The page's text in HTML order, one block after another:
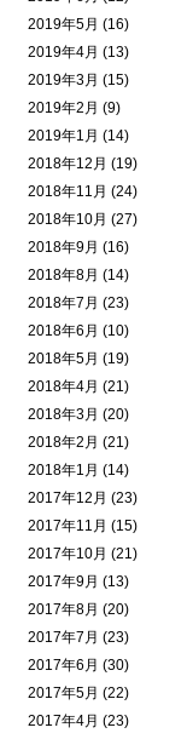
2019年5月 (16)
2019年4月 (13)
2019年3月 (15)
2019年2月 (9)
2019年1月 (14)
2018年12月 (19)
2018年11月 (24)
2018年10月 (27)
2018年9月 (16)
2018年8月 (14)
2018年7月 (23)
2018年6月 (10)
2018年5月 (19)
2018年4月 (21)
2018年3月 (20)
2018年2月 (21)
2018年1月 (14)
2017年12月 (23)
2017年11月 (15)
2017年10月 (21)
2017年9月 (13)
2017年8月 (20)
2017年7月 (23)
2017年6月 (30)
2017年5月 (22)
2017年4月 (23)